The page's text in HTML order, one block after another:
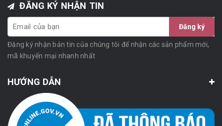
ĐĂNG KÝ NHẬN TIN
Đăng ký
Đăng ký nhận bản tin của chúng tôi để nhận các sản phẩm mới,
mã khuyến mại nhanh nhất
HƯỚNG DẪN